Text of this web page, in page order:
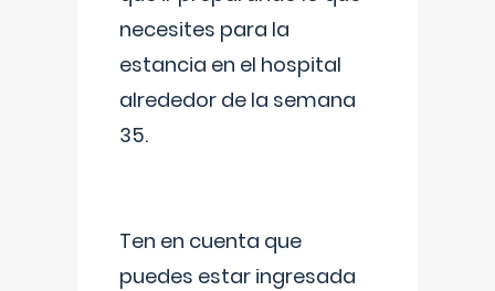
necesites para la
estancia en el hospital
alrededor de la semana
35.
Ten en cuenta que
puedes estar ingresada